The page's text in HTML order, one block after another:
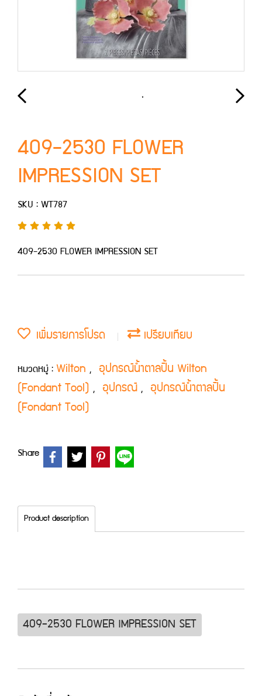
409-2530 FLOWER
IMPRESSION SET
SKU : WT787
409-2530 FLOWER IMPRESSION SET
เพิ่มรายการโปรด เปรียบเทียบ
หมวดหมู่ : Wilton , อุปกรณ์น้ำตาลปั้น Wilton
(Fondant Tool) , อุปกรณ์ , อุปกรณ์น้ำตาลปั้น
(Fondant Tool)
Share
Product description
409-2530 FLOWER IMPRESSION SET